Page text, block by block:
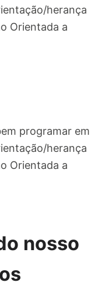
herança
Orientada a
programar em
herança
Orientada a
nosso